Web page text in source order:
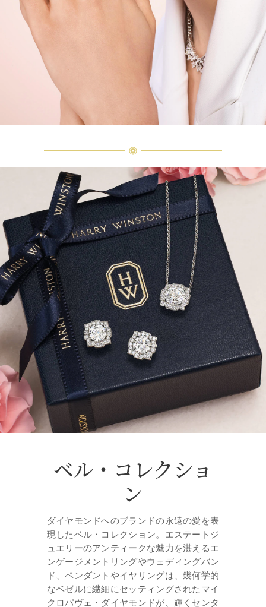
ベル・コレクショ
ン
ダイヤモンドへのブランドの永遠の愛を表
現したベル・コレクション。エステートジ
ュエリーのアンティークな魅力を湛えるエ
ンゲージメントリングやウェディングバン
ド、ペンダントやイヤリングは、幾何学的
なベゼルに繊細にセッティングされたマイ
クロパヴェ・ダイヤモンドが、輝くセンタ